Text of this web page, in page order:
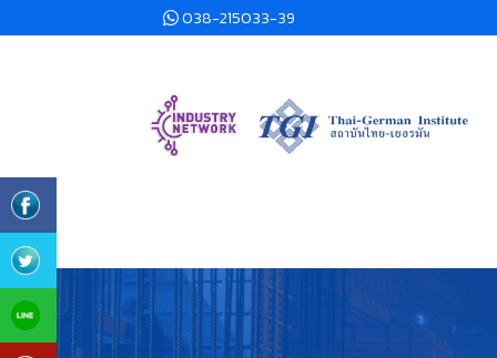
038-215033-39